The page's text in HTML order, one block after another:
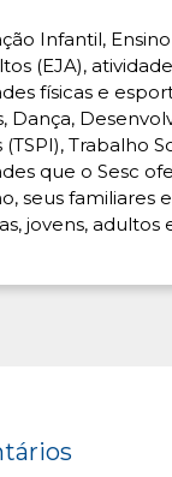
Infantil,
(EJA),
físicas e
Dança,
(TSPI), Trabalho
que o Sesc
seus familiares
jovens,